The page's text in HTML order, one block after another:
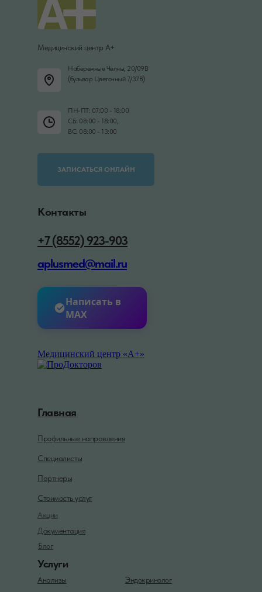
Медицинский центр А+
Набережные Челны, 20/09В
(бульвар Цветочный 7/37В)
ПН-ПТ: 07:00 - 18:00
СБ: 08:00 - 18:00,
ВС: 08:00 - 13:00
ЗАПИСАТЬСЯ ОНЛАЙН
Контакты
Услуги
Акции
Документация
Блог
Анализы
aplusmed@mail.ru
+7 (8552) 923-903
Эндокринолог
Стоимость услуг
Партнеры
Специалисты
Профильные направления
Главная
Медицинский центр «А+»
Написать в
MAX